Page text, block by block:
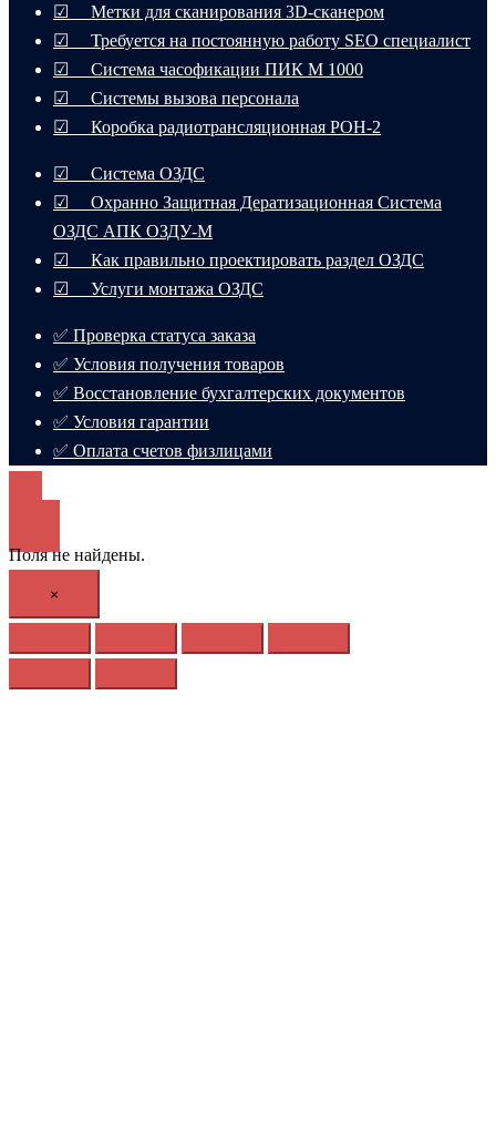
☑ Метки для сканирования 3D-сканером
☑ Требуется на постоянную работу SEO специалист
☑ Система часофикации ПИК М 1000
☑ Системы вызова персонала
☑ Коробка радиотрансляционная РОН-2
☑ Система ОЗДС
☑ Охранно Защитная Дератизационная Система
ОЗДС АПК ОЗДУ-М
☑ Как правильно проектировать раздел ОЗДС
☑ Услуги монтажа ОЗДС
✅ Проверка статуса заказа
✅ Условия получения товаров
✅ Восстановление бухгалтерских документов
✅ Условия гарантии
✅ Оплата счетов физлицами
Поля не найдены.
×